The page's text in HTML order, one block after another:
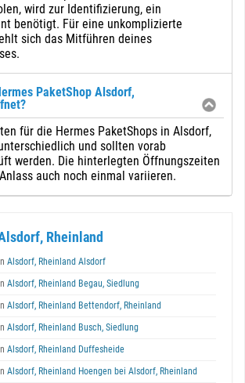
wird zur Identifizierung, ein
benötigt. Für eine unkomplizierte
sich das Mitführen deines
PaketShop Alsdorf,
für die Hermes PaketShops in Alsdorf,
und sollten vorab
werden. Die hinterlegten Öffnungszeiten
auch noch einmal variieren.
Rheinland
Alsdorf, Rheinland Alsdorf
Alsdorf, Rheinland Begau, Siedlung
Alsdorf, Rheinland Bettendorf, Rheinland
Alsdorf, Rheinland Busch, Siedlung
Alsdorf, Rheinland Duffesheide
Alsdorf, Rheinland Hoengen bei Alsdorf, Rheinland